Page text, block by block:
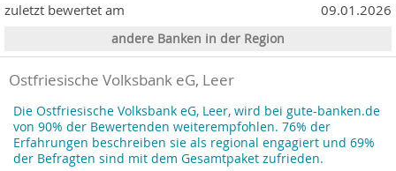
zuletzt bewertet am 09.01.2026
andere Banken in der Region
Ostfriesische Volksbank eG, Leer
Die Ostfriesische Volksbank eG, Leer, wird bei gute-banken.de
von 90% der Bewertenden weiterempfohlen. 76% der
Erfahrungen beschreiben sie als regional engagiert und 69%
der Befragten sind mit dem Gesamtpaket zufrieden.